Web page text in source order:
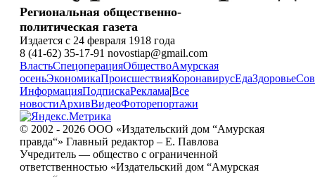
Региональная общественно-
политическая газета
Издается с 24 февраля 1918 года
8 (41-62) 35-17-91 novostiap@gmail.com
ВластьСпецоперацияОбществоАмурская
осеньЭкономикаПроисшествияКоронавирусЕдаЗдоровье
ИнформацияПодпискаРеклама|Все
новостиАрхивВидеоФоторепортажи
© 2002 - 2026 ООО «Издательский дом “Амурская
правда“» Главный редактор – Е. Павлова
Учредитель — общество с ограниченной
ответственностью «Издательский дом “Амурская